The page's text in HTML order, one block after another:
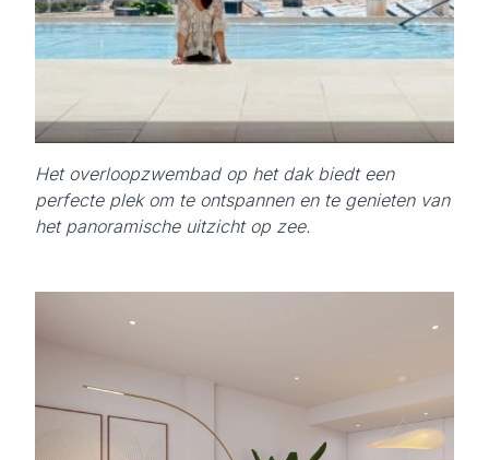
Het overloopzwembad op het dak biedt een
perfecte plek om te ontspannen en te genieten van
het panoramische uitzicht op zee.